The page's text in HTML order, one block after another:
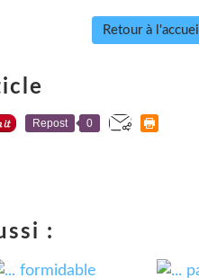
Retour à l'accueil
Repost 0
: